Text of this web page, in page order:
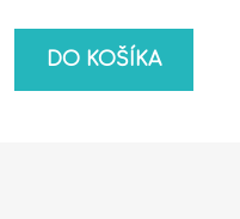
DO KOŠÍKA